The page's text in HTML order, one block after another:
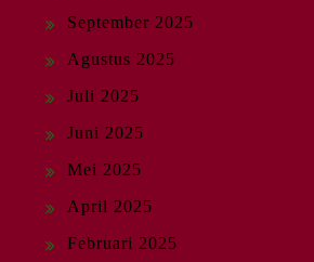
September 2025
Agustus 2025
Juli 2025
Juni 2025
Mei 2025
April 2025
Februari 2025